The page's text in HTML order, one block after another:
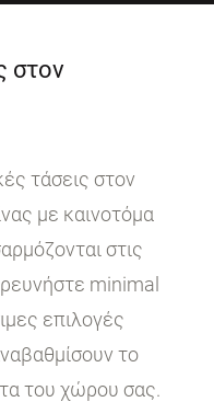
στον
τάσεις στον
με καινοτόμα
στις
minimal
επιλογές
το
του χώρου σας.